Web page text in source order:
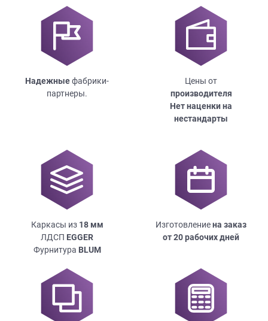
Надежныефабрики-
партнеры.
Цены от
производителя
Нет наценки на
нестандарты
Каркасы из 18мм
ЛДСП EGGER
Фурнитура BLUM
Изготовлениена заказ
от 20 рабочих дней